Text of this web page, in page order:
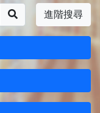
進階搜尋